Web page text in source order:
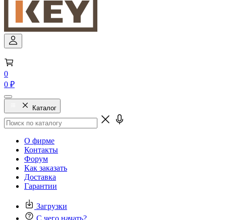
0
0 ₽
Каталог
О фирме
Контакты
Форум
Как заказать
Доставка
Гарантии
Загрузки
С чего начать?